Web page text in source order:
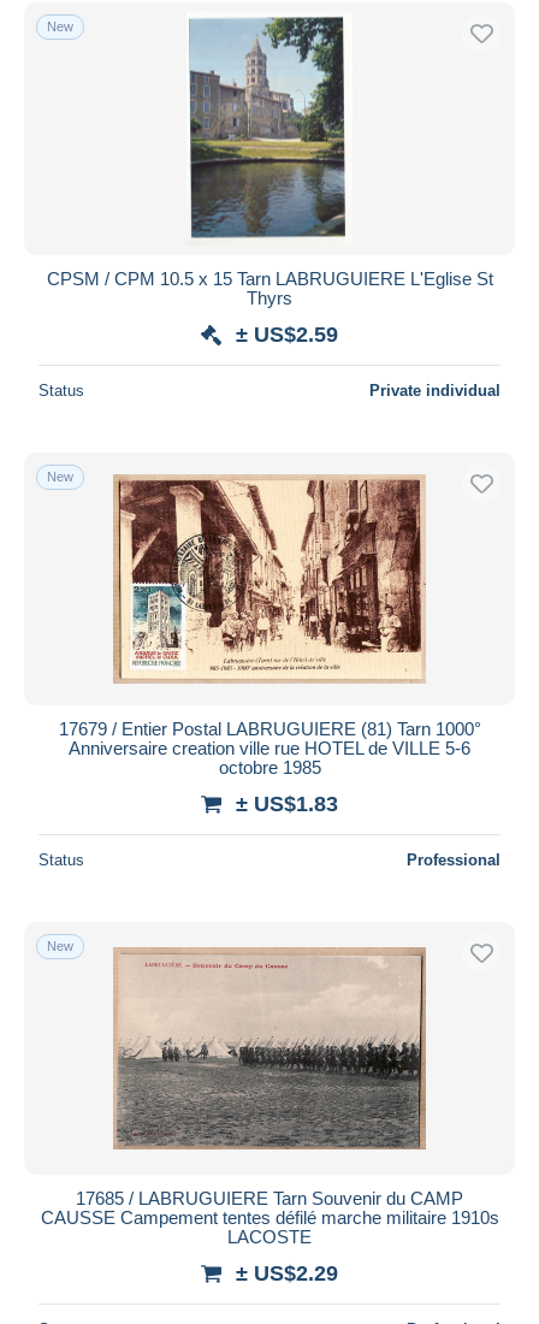
New
CPSM / CPM 10.5 x 15 Tarn LABRUGUIERE L'Eglise St
Thyrs
± US$2.59
Status Private individual
New
17679 / Entier Postal LABRUGUIERE (81) Tarn 1000°
Anniversaire creation ville rue HOTEL de VILLE 5-6
octobre 1985
± US$1.83
Status Professional
New
17685 / LABRUGUIERE Tarn Souvenir du CAMP
CAUSSE Campement tentes défilé marche militaire 1910s
LACOSTE
± US$2.29